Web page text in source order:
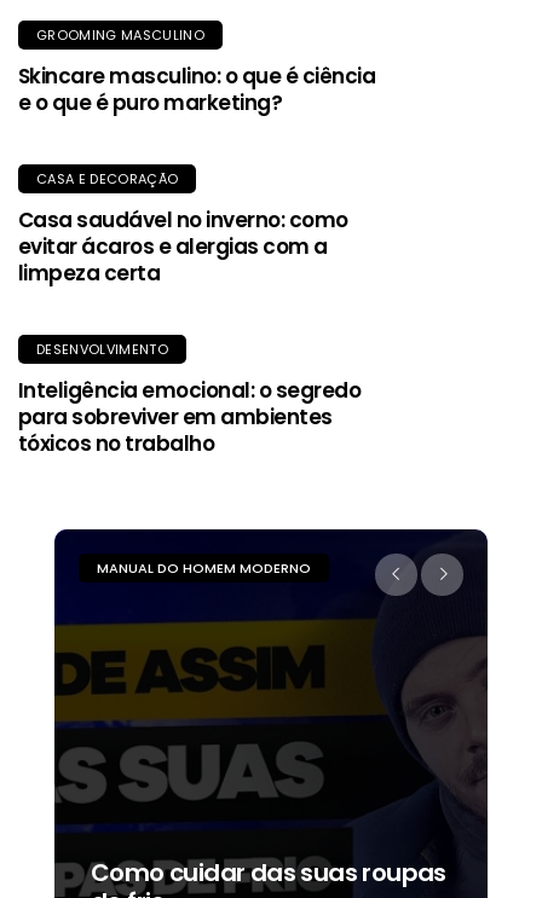
GROOMING MASCULINO
Skincare masculino: o que é ciência
e o que é puro marketing?
CASA E DECORAÇÃO
Casa saudável no inverno: como
evitar ácaros e alergias com a
limpeza certa
DESENVOLVIMENTO
Inteligência emocional: o segredo
para sobreviver em ambientes
tóxicos no trabalho
MANUAL DO HOMEM MODERNO
Como cuidar das suas roupas